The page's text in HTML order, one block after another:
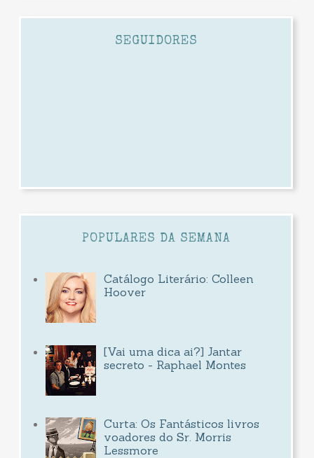
SEGUIDORES
POPULARES DA SEMANA
Catálogo Literário: Colleen
Hoover
[Vai uma dica ai?] Jantar
secreto - Raphael Montes
Curta: Os Fantásticos livros
voadores do Sr. Morris
Lessmore